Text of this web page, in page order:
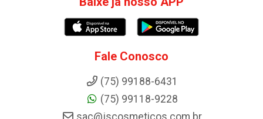
Fale Conosco
(75) 99188-6431
(75) 99118-9228